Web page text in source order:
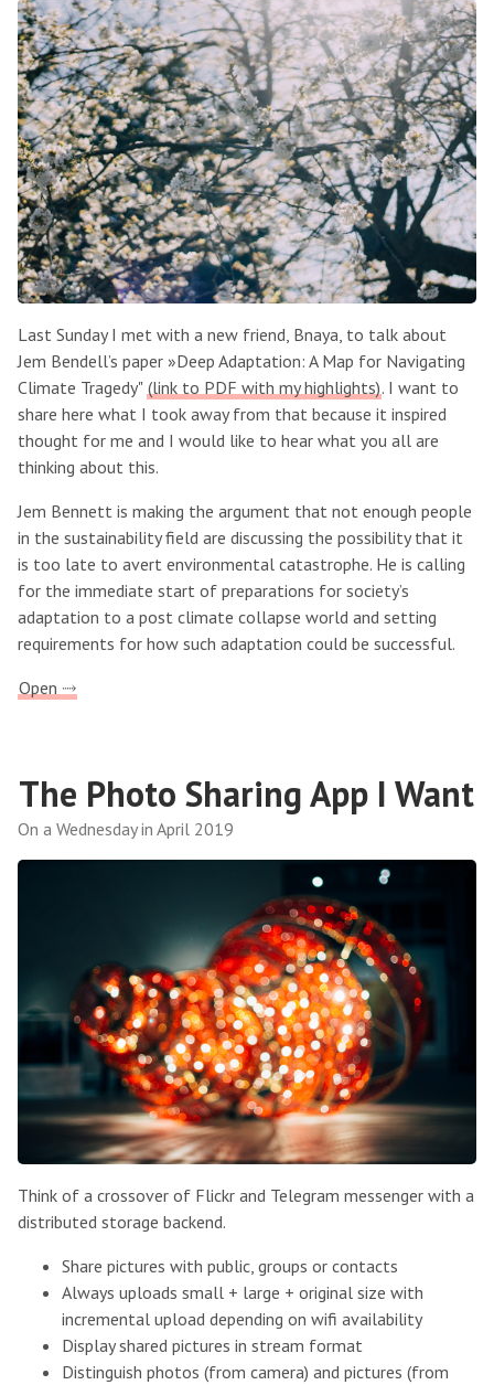
Last Sunday I met with a new friend, Bnaya, to talk about
Jem Bendell’s paper »Deep Adaptation: A Map for Navigating
Climate Tragedy" (link to PDF with my highlights). I want to
share here what I took away from that because it inspired
thought for me and I would like to hear what you all are
thinking about this.
Jem Bennett is making the argument that not enough people
in the sustainability field are discussing the possibility that it
is too late to avert environmental catastrophe. He is calling
for the immediate start of preparations for society’s
adaptation to a post climate collapse world and setting
requirements for how such adaptation could be successful.
Open ⤑
The Photo Sharing App I Want
On a Wednesday in April 2019
Think of a crossover of Flickr and Telegram messenger with a
distributed storage backend.
Share pictures with public, groups or contacts
Always uploads small + large + original size with
incremental upload depending on wifi availability
Display shared pictures in stream format
Distinguish photos (from camera) and pictures (from